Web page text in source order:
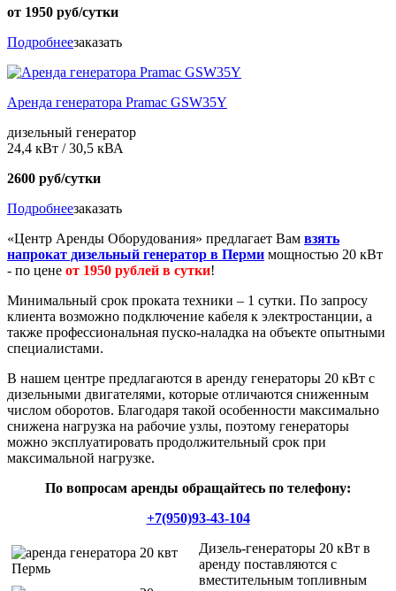
от 1950 руб/сутки
Подробнеезаказать
Аренда генератора Pramac GSW35Y
дизельный генератор
24,4 кВт / 30,5 кВА
2600 руб/сутки
Подробнеезаказать
«Центр Аренды Оборудования» предлагает Вам взять
напрокат дизельный генератор в Перми мощностью 20 кВт
- по цене от 1950 рублей в сутки!
Минимальный срок проката техники – 1 сутки. По запросу
клиента возможно подключение кабеля к электростанции, а
также профессиональная пуско-наладка на объекте опытными
специалистами.
В нашем центре предлагаются в аренду генераторы 20 кВт с
дизельными двигателями, которые отличаются сниженным
числом оборотов. Благодаря такой особенности максимально
снижена нагрузка на рабочие узлы, поэтому генераторы
можно эксплуатировать продолжительный срок при
максимальной нагрузке.
По вопросам аренды обращайтесь по телефону:
+7(950)93-43-104
Дизель-генераторы 20 кВт в
аренду поставляются с
вместительным топливным